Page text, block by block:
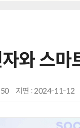
와 스마
지면 :2024-11-12